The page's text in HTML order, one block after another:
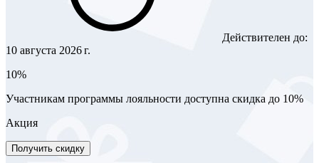
Действителен до:
10 августа 2026 г.
10%
Участникам программы лояльности доступна скидка до 10%
Акция
Получить скидку